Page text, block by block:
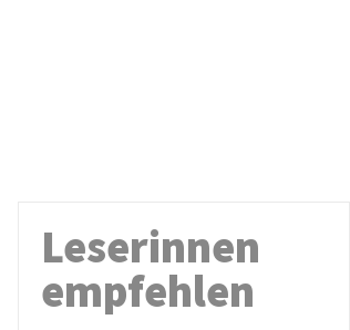
Leserinnen
empfehlen